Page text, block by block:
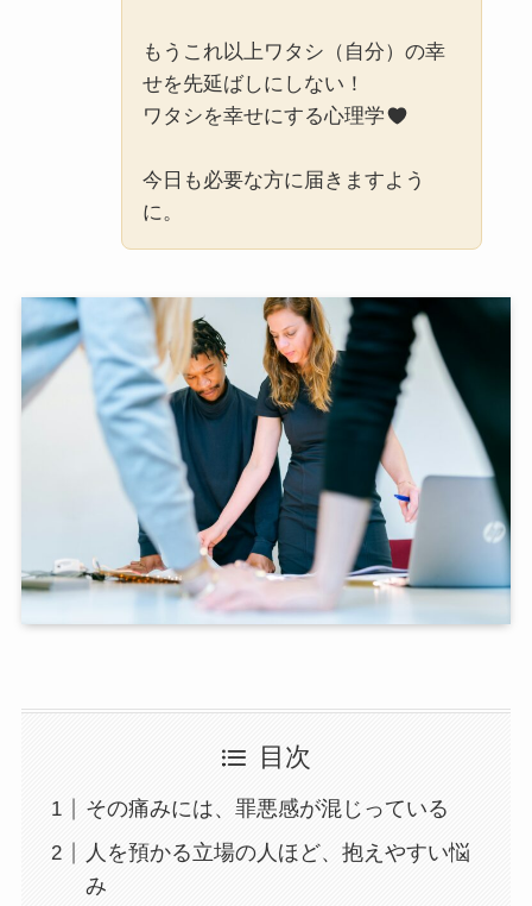
もうこれ以上ワタシ（自分）の幸
せを先延ばしにしない！
ワタシを幸せにする心理学
今日も必要な方に届きますよう
に。
目次
その痛みには、罪悪感が混じっている
人を預かる立場の人ほど、抱えやすい悩
み